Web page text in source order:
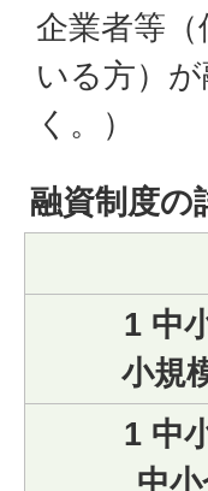
企業者等
いる方）
く。）
融資制度の
1 中
小規
1 中
中